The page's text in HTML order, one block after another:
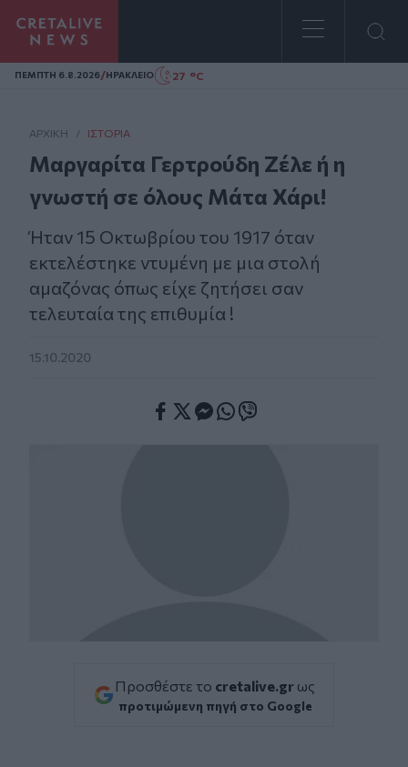
Homepage
ΠΕΜΠΤΗ 6.8.2026/ΗΡΑΚΛΕΙΟ 27 °C
ΑΡΧΙΚΗ / ΙΣΤΟΡΊΑ
Μαργαρίτα Γερτρούδη Ζέλε ή η
γνωστή σε όλους Μάτα Χάρι!
Ήταν 15 Οκτωβρίου του 1917 όταν
εκτελέστηκε ντυμένη με μια στολή
αμαζόνας όπως είχε ζητήσει σαν
τελευταία της επιθυμία !
15.10.2020
Προσθέστε το cretalive.gr ως
προτιμώμενη πηγή στο Google